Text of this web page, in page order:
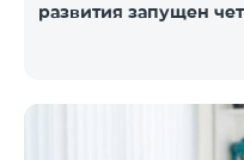
развития запущен